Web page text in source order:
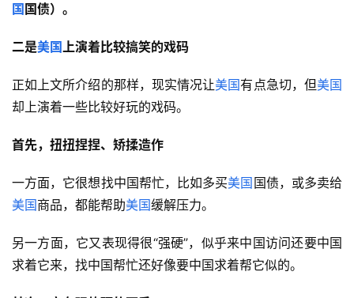
国 国债）。
二是美国上演着比较搞笑的戏码
正如上文所介绍的那样，现实情况让美国有点急切，但美国
却上演着一些比较好玩的戏码。
首先，扭扭捏捏、矫揉造作
一方面，它很想找中国帮忙，比如多买美国 国债，或多卖给
美国商品，都能帮助美国缓解压力。
另一方面，它又表现得很“强硬”，似乎来中国访问还要中国
求着它来，找中国帮忙还好像要中国求着帮它似的。